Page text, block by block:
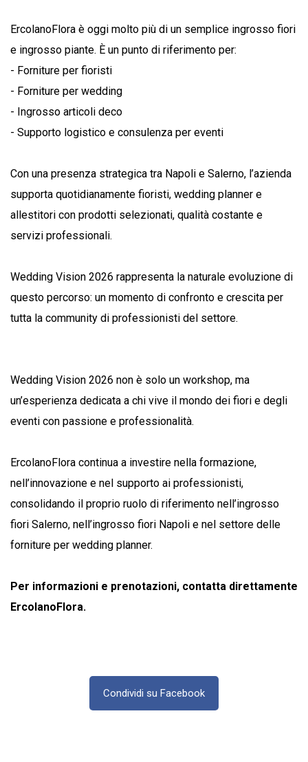
ErcolanoFlora è oggi molto più di un semplice ingrosso fiori
e ingrosso piante. È un punto di riferimento per:
- Forniture per fioristi
- Forniture per wedding
- Ingrosso articoli deco
- Supporto logistico e consulenza per eventi
Con una presenza strategica tra Napoli e Salerno, l’azienda
supporta quotidianamente fioristi, wedding planner e
allestitori con prodotti selezionati, qualità costante e
servizi professionali.
Wedding Vision 2026 rappresenta la naturale evoluzione di
questo percorso: un momento di confronto e crescita per
tutta la community di professionisti del settore.
Wedding Vision 2026 non è solo un workshop, ma
un’esperienza dedicata a chi vive il mondo dei fiori e degli
eventi con passione e professionalità.
ErcolanoFlora continua a investire nella formazione,
nell’innovazione e nel supporto ai professionisti,
consolidando il proprio ruolo di riferimento nell’ingrosso
fiori Salerno, nell’ingrosso fiori Napoli e nel settore delle
forniture per wedding planner.
Per informazioni e prenotazioni, contatta direttamente
ErcolanoFlora.
Condividi su Facebook